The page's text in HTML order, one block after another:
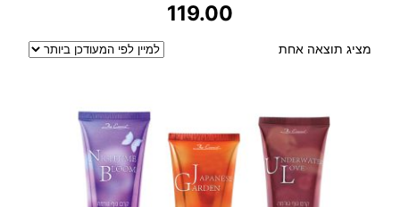
119.00
מציג תוצאה אחת